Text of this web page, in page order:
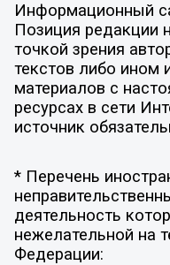
Информационный
Позиция редакции
точкой зрения
текстов либо ином
материалов с
ресурсах в сети
источник
* Перечень
деятельность
нежелательной на
Федерации: